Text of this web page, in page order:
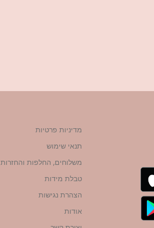
מדיניות פרטיות
תנאי שימוש
משלוחים, החלפות והחזרות
טבלת מידות
הצהרת נגישות
אודות